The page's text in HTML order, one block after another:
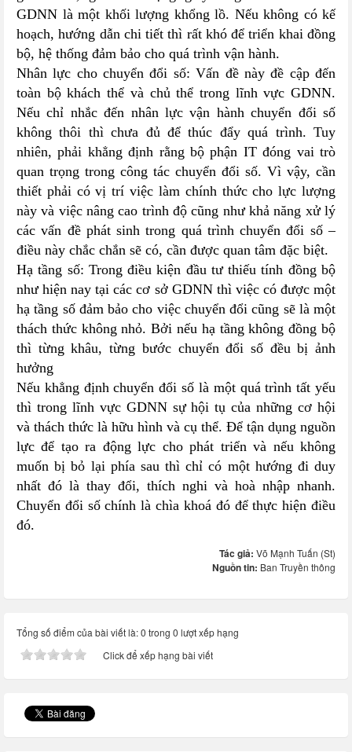
GDNN là một khối lượng khổng lồ. Nếu không có kế
hoạch, hướng dẫn chi tiết thì rất khó để triển khai đồng
bộ, hệ thống đảm bảo cho quá trình vận hành.
Nhân lực cho chuyển đổi số: Vấn đề này đề cập đến
toàn bộ khách thể và chủ thể trong lĩnh vực GDNN.
Nếu chỉ nhắc đến nhân lực vận hành chuyển đổi số
không thôi thì chưa đủ để thúc đẩy quá trình. Tuy
nhiên, phải khẳng định rằng bộ phận IT đóng vai trò
quan trọng trong công tác chuyển đổi số. Vì vậy, cần
thiết phải có vị trí việc làm chính thức cho lực lượng
này và việc nâng cao trình độ cũng như khả năng xử lý
các vấn đề phát sinh trong quá trình chuyển đổi số –
điều này chắc chắn sẽ có, cần được quan tâm đặc biệt.
Hạ tầng số: Trong điều kiện đầu tư thiếu tính đồng bộ
như hiện nay tại các cơ sở GDNN thì việc có được một
hạ tầng số đảm bảo cho việc chuyển đổi cũng sẽ là một
thách thức không nhỏ. Bởi nếu hạ tầng không đồng bộ
thì từng khâu, từng bước chuyển đổi số đều bị ảnh
hưởng
Nếu khẳng định chuyển đổi số là một quá trình tất yếu
thì trong lĩnh vực GDNN sự hội tụ của những cơ hội
và thách thức là hữu hình và cụ thể. Để tận dụng nguồn
lực để tạo ra động lực cho phát triển và nếu không
muốn bị bỏ lại phía sau thì chỉ có một hướng đi duy
nhất đó là thay đổi, thích nghi và hoà nhập nhanh.
Chuyển đổi số chính là chìa khoá đó để thực hiện điều
đó.
Tác giả: Võ Mạnh Tuấn (St)
Nguồn tin: Ban Truyền thông
Tổng số điểm của bài viết là: 0 trong 0 lượt xếp hạng
Click để xếp hạng bài viết